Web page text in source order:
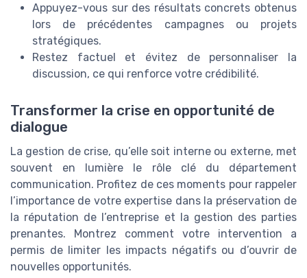
Appuyez-vous sur des résultats concrets obtenus
lors de précédentes campagnes ou projets
stratégiques.
Restez factuel et évitez de personnaliser la
discussion, ce qui renforce votre crédibilité.
Transformer la crise en opportunité de
dialogue
La gestion de crise, qu’elle soit interne ou externe, met
souvent en lumière le rôle clé du département
communication. Profitez de ces moments pour rappeler
l’importance de votre expertise dans la préservation de
la réputation de l’entreprise et la gestion des parties
prenantes. Montrez comment votre intervention a
permis de limiter les impacts négatifs ou d’ouvrir de
nouvelles opportunités.